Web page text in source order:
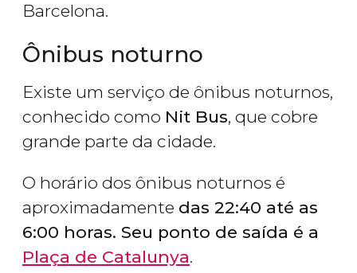
Barcelona.
Ônibus noturno
Existe um serviço de ônibus noturnos,
conhecido como Nit Bus, que cobre
grande parte da cidade.
O horário dos ônibus noturnos é
aproximadamente das 22:40 até as
6:00 horas. Seu ponto de saída é a
Plaça de Catalunya.